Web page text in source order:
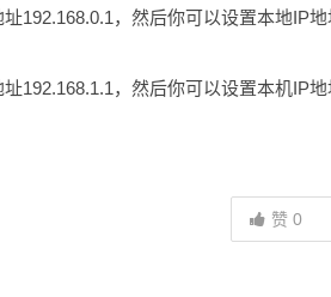
192.168.0.1，然后你可以设置本地IP
192.168.1.1，然后你可以设置本机IP
赞0